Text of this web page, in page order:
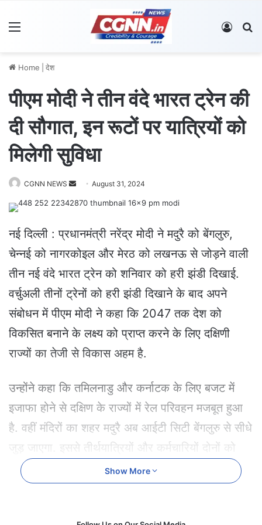
Log In
Home देश
पीएम मोदी ने तीन वंदे भारत ट्रेन की
दी सौगात, इन रूटों पर यात्रियों को
मिलेगी सुविधा
CGNN NEWS
e
a
n
e
a
i
August 31, 2024
नई दिल्ली : प्रधानमंत्री नरेंद्र मोदी ने मदुरै को बेंगलुरु,
चेन्नई को नागरकोइल और मेरठ को लखनऊ से जोड़ने वाली
तीन नई वंदे भारत ट्रेन को शनिवार को हरी झंडी दिखाई.
वर्चुअली तीनों ट्रेनों को हरी झंडी दिखाने के बाद अपने
संबोधन में पीएम मोदी ने कहा कि 2047 तक देश को
विकसित बनाने के लक्ष्य को प्राप्त करने के लिए दक्षिणी
राज्यों का तेजी से विकास अहम है.
उन्होंने कहा कि तमिलनाडु और कर्नाटक के लिए बजट में
इजाफा होने से दक्षिण के राज्यों में रेल परिवहन मजबूत हुआ
है. वहीं मंदिरों का शहर मदुरै अब आईटी सिटी बेंगलुरु से सीधे
जुड़ जाएगा. इससे तीर्थयात्रियों और कर्मचारियों दोनों को
लाभ होगा. इसी तरह, चेन्नई एग्मोर-नागरकोइल वंदे भारत
कनेक्टिविटी से छात्रों, किसानों और कामकाजी पेशेवरों को
Show More